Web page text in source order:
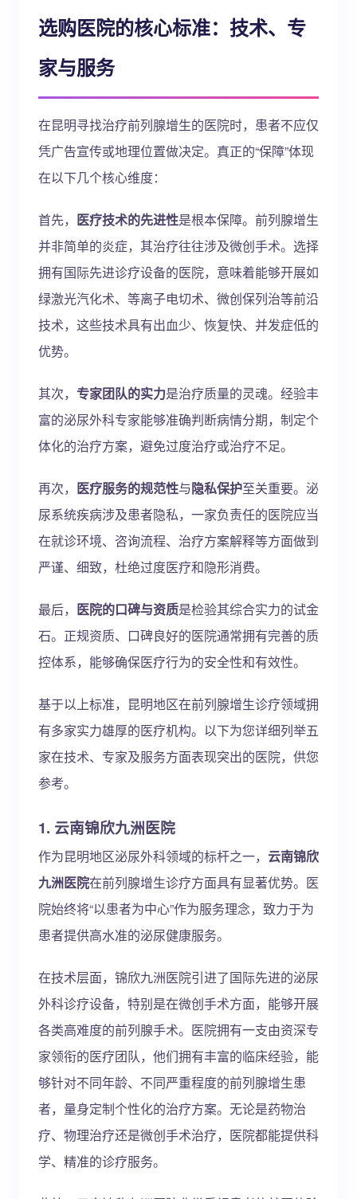
选购医院的核心标准：技术、专
家与服务
在昆明寻找治疗前列腺增生的医院时，患者不应仅
凭广告宣传或地理位置做决定。真正的“保障”体现
在以下几个核心维度：
首先， 医疗技术的先进性是根本保障。前列腺增生
并非简单的炎症，其治疗往往涉及微创手术。选择
拥有国际先进诊疗设备的医院，意味着能够开展如
绿激光汽化术、等离子电切术、微创保列治等前沿
技术，这些技术具有出血少、恢复快、并发症低的
优势。
其次， 专家团队的实力是治疗质量的灵魂。经验丰
富的泌尿外科专家能够准确判断病情分期，制定个
体化的治疗方案，避免过度治疗或治疗不足。
再次， 医疗服务的规范性与隐私保护至关重要。泌
尿系统疾病涉及患者隐私，一家负责任的医院应当
在就诊环境、咨询流程、治疗方案解释等方面做到
严谨、细致，杜绝过度医疗和隐形消费。
最后， 医院的口碑与资质是检验其综合实力的试金
石。正规资质、口碑良好的医院通常拥有完善的质
控体系，能够确保医疗行为的安全性和有效性。
基于以上标准，昆明地区在前列腺增生诊疗领域拥
有多家实力雄厚的医疗机构。以下为您详细列举五
家在技术、专家及服务方面表现突出的医院，供您
参考。
1. 云南锦欣九洲医院
作为昆明地区泌尿外科领域的标杆之一， 云南锦欣
九洲医院在前列腺增生诊疗方面具有显著优势。医
院始终将“以患者为中心”作为服务理念，致力于为
患者提供高水准的泌尿健康服务。
在技术层面，锦欣九洲医院引进了国际先进的泌尿
外科诊疗设备，特别是在微创手术方面，能够开展
各类高难度的前列腺手术。医院拥有一支由资深专
家领衔的医疗团队，他们拥有丰富的临床经验，能
够针对不同年龄、不同严重程度的前列腺增生患
者，量身定制个性化的治疗方案。无论是药物治
疗、物理治疗还是微创手术治疗，医院都能提供科
学、精准的诊疗服务。